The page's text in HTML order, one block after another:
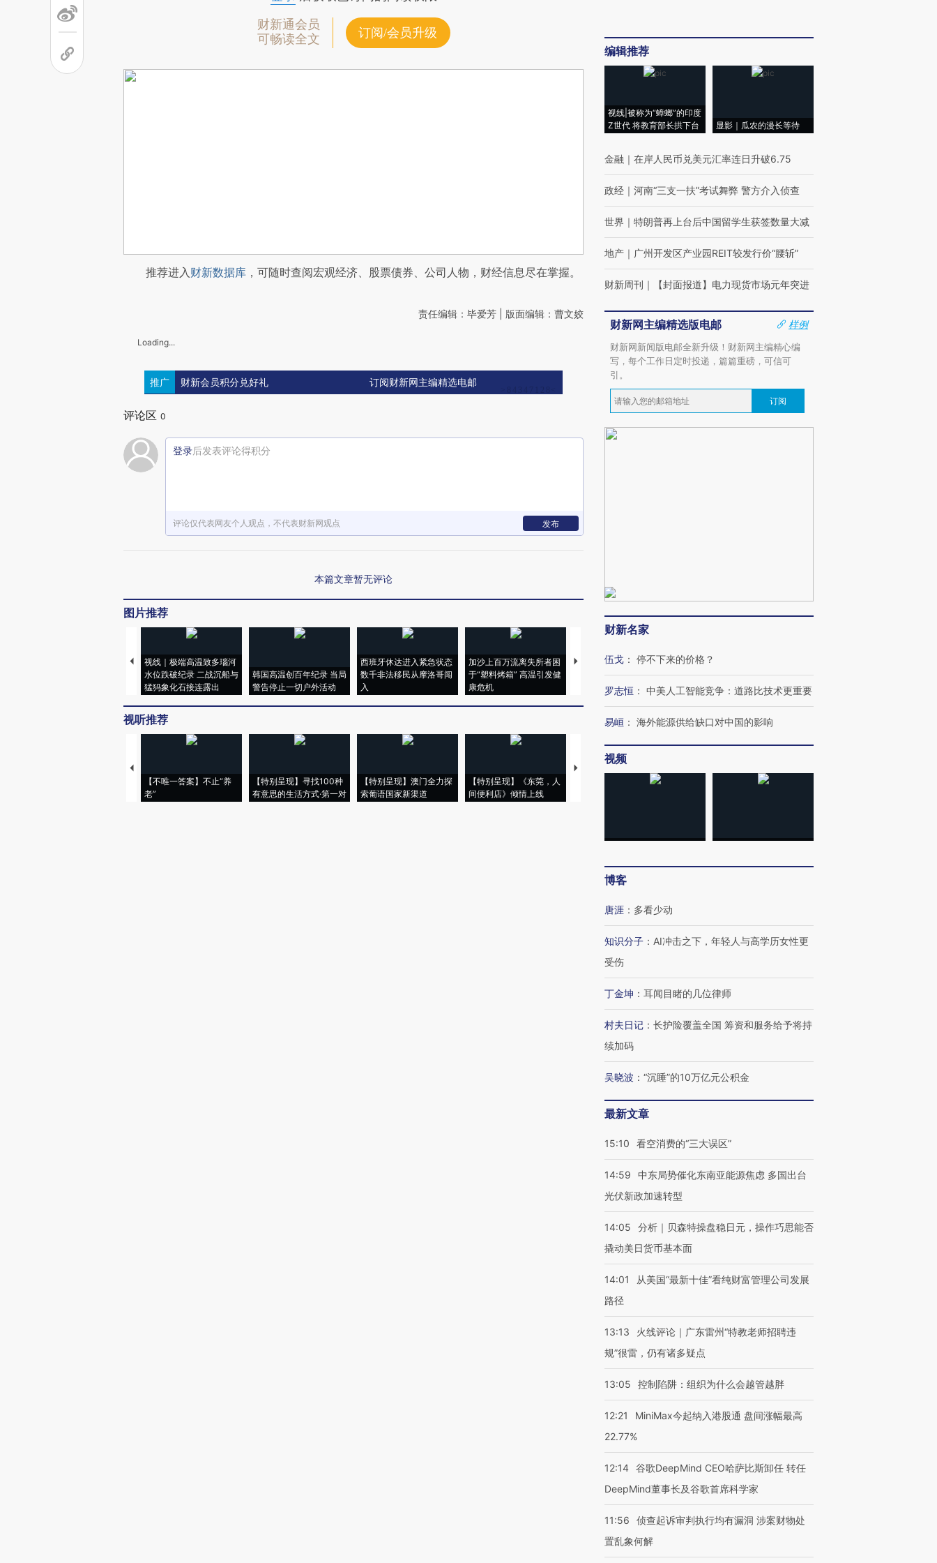
财新通会员
可畅读全文
订阅/会员升级
推荐进入财新数据库 ，可随时查阅宏观经济、股票债券、公司人物，财经信息尽在掌握。
责任编辑：毕爱芳 | 版面编辑：曹文姣
Loading...
推广 财新会员积分兑好礼 订阅财新网主编精选电邮
评论区 0
登录后发表评论得积分
评论仅代表网友个人观点，不代表财新网观点 发布
本篇文章暂无评论
图片推荐
视线｜极端高温致多瑙河
水位跌破纪录 二战沉船与
猛犸象化石接连露出
韩国高温创百年纪录 当局
警告停止一切户外活动
西班牙休达进入紧急状态
数千非法移民从摩洛哥闯
入
加沙上百万流离失所者困
于“塑料烤箱” 高温引发健
康危机
马航飞行员跨国走私7万
粒摇头丸 尿检体内含3种
视线｜HYROX的吸金
术：是什么让中产们甘
心“花钱找虐”？
泽连斯基密集出访美英 索
要防空导弹“救急”
视听推荐
【不唯一答案】不止“养
老”
【特别呈现】寻找100种
有意思的生活方式·第一对
【特别呈现】澳门全力探
索葡语国家新渠道
【特别呈现】《东莞，人
间便利店》倾情上线
【推广】走进第四届链博
会，让数智科技“链”接产
【特别呈现】寻找100种
编辑推荐
视线|被称为“蟑螂”的印度
Z世代 将教育部长拱下台
显影｜瓜农的漫长等待
金融 ｜ 在岸人民币兑美元汇率连日升破6.75
政经 ｜ 河南“三支一扶”考试舞弊 警方介入侦查
世界 ｜ 特朗普再上台后中国留学生获签数量大减
地产 ｜ 广州开发区产业园REIT较发行价“腰斩”
财新周刊 ｜ 【封面报道】电力现货市场元年突进
财新网主编精选版电邮
样例
财新网新闻版电邮全新升级！财新网主编精心编
写，每个工作日定时投递，篇篇重磅，可信可
引。
订阅
财新名家
伍戈 ： 停不下来的价格？
罗志恒 ： 中美人工智能竞争：道路比技术更重要
易峘 ： 海外能源供给缺口对中国的影响
视频
博客
唐涯 ： 多看少动
知识分子 ： AI冲击之下，年轻人与高学历女性更
受伤
丁金坤 ： 耳闻目睹的几位律师
村夫日记 ： 长护险覆盖全国 筹资和服务给予将持
续加码
吴晓波 ： “沉睡”的10万亿元公积金
最新文章
15:10 看空消费的“三大误区”
14:59
中东局势催化东南亚能源焦虑 多国出台
光伏新政加速转型
14:05
分析｜贝森特操盘稳日元，操作巧思能否
撬动美日货币基本面
14:01
从美国“最新十佳”看纯财富管理公司发展
路径
13:13
火线评论｜广东雷州“特教老师招聘违
规”很雷，仍有诸多疑点
13:05 控制陷阱：组织为什么会越管越胖
12:21
MiniMax今起纳入港股通 盘间涨幅最高
22.77%
12:14 谷歌DeepMind CEO哈萨比斯卸任 转任
DeepMind董事长及谷歌首席科学家
11:56
侦查起诉审判执行均有漏洞 涉案财物处
置乱象何解